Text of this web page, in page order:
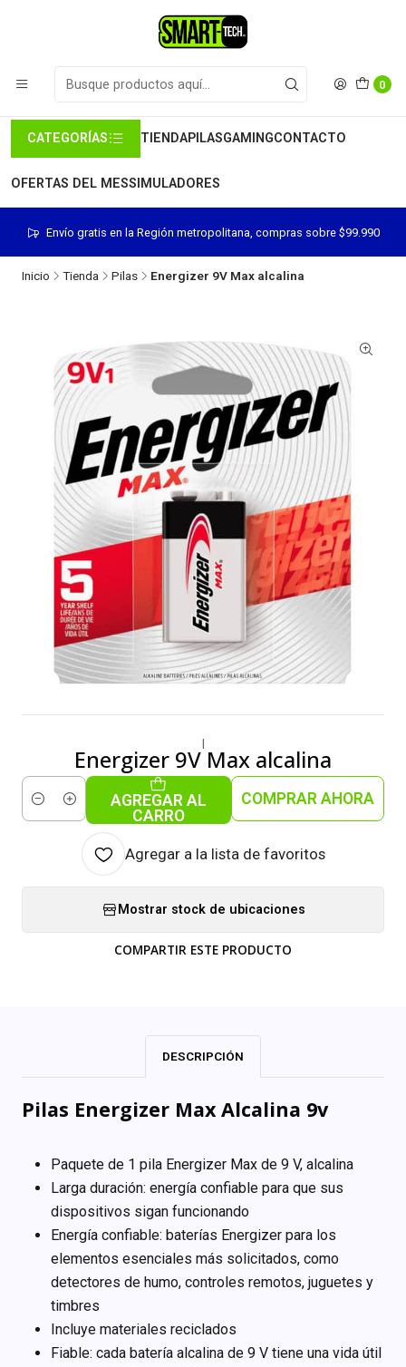
0
CATEGORÍAS TIENDAPILASGAMINGCONTACTO
OFERTAS DEL MESSIMULADORES
Envío gratis en la Región metropolitana, compras sobre $99.990
Inicio Tienda Pilas Energizer 9V Max alcalina
|
Energizer 9V Max alcalina
Cantidad
AGREGAR AL
CARRO
COMPRAR AHORA
Agregar a la lista de favoritos
Mostrar stock de ubicaciones
COMPARTIR ESTE PRODUCTO
DESCRIPCIÓN
Pilas Energizer Max Alcalina 9v
Paquete de 1 pila Energizer Max de 9 V, alcalina
Larga duración: energía confiable para que sus
dispositivos sigan funcionando
Energía confiable: baterías Energizer para los
elementos esenciales más solicitados, como
detectores de humo, controles remotos, juguetes y
timbres
Incluye materiales reciclados
Fiable: cada batería alcalina de 9 V tiene una vida útil